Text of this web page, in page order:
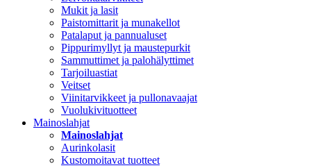
Mukit ja lasit
Paistomittarit ja munakellot
Patalaput ja pannualuset
Pippurimyllyt ja maustepurkit
Sammuttimet ja palohälyttimet
Tarjoiluastiat
Veitset
Viinitarvikkeet ja pullonavaajat
Vuolukivituotteet
Mainoslahjat
Mainoslahjat
Aurinkolasit
Kustomoitavat tuotteet